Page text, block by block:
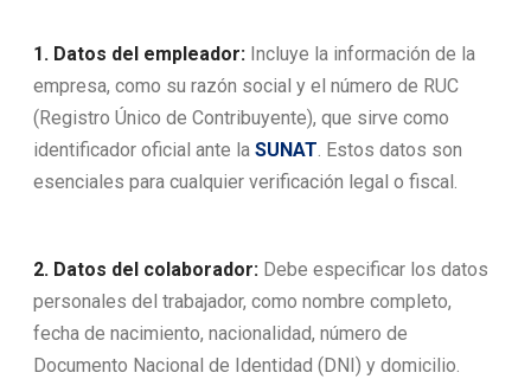
1. Datos del empleador: Incluye la información de la
empresa, como su razón social y el número de RUC
(Registro Único de Contribuyente), que sirve como
identificador oficial ante la SUNAT . Estos datos son
esenciales para cualquier verificación legal o fiscal.
2. Datos del colaborador: Debe especificar los datos
personales del trabajador, como nombre completo,
fecha de nacimiento, nacionalidad, número de
Documento Nacional de Identidad (DNI) y domicilio.